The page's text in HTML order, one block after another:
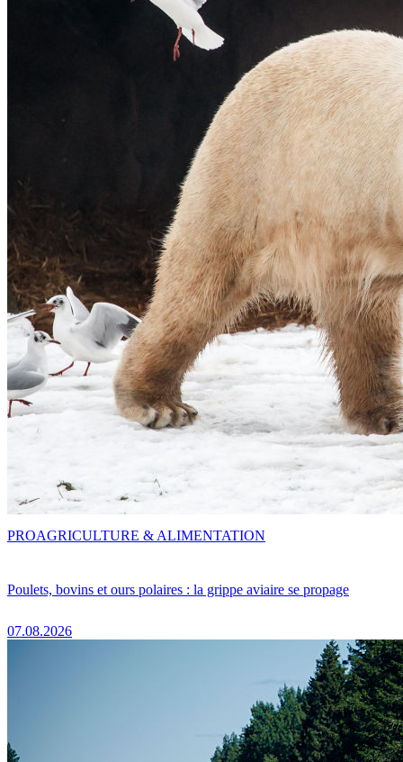
Poulets, bovins et ours polaires : la grippe aviaire se propage
07.08.2026
PROAGRICULTURE & ALIMENTATION